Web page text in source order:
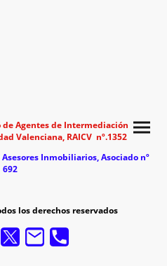
Agentes de Intermediación
Valenciana, RAICV nº.1352
Inmobiliarios, Asociado nº
692
los derechos reservados